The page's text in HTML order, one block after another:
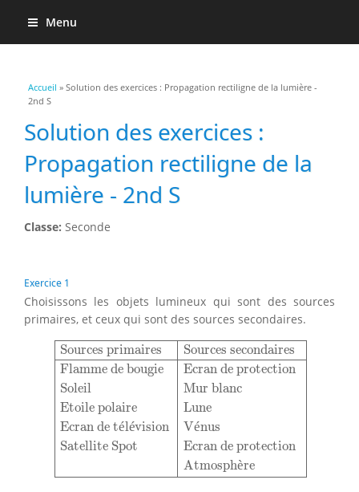
Menu
Vous êtes ici
Accueil » Solution des exercices : Propagation rectiligne de la lumière -
2nd S
Solution des exercices :
Propagation rectiligne de la
lumière - 2nd S
Classe: Seconde
Exercice 1
Choisissons les objets lumineux qui sont des sources
primaires, et ceux qui sont des sources secondaires.
Sources primaires
Sources secondaires
Flamme de bougie
Ecran de protection
Soleil
Mur blanc
Etoile polaire
Lune
Ecran de télévision Vénus
Satellite Spot
Ecran de protection
Atmosphère
Sources primairesSources secondairesFlamme